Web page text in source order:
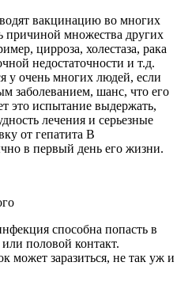
вакцинацию во многих
причиной множества других
цирроза, холестаза, рака
недостаточности и т.д.
у очень многих людей, если
заболеванием, шанс, что его
это испытание выдержать,
лечения и серьезные
от гепатита В
в первый день его жизни.
способна попасть в
половой контакт.
может заразиться, не так уж и